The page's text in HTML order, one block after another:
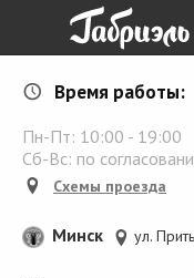
Время работы:
Пн-Пт: 10:00 - 19:00
Сб-Вс: по
Схемы проезда
Минск ул.